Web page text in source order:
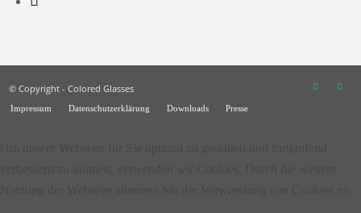
© Copyright - Colored Glasses
Impressum Datenschutzerklärung Downloads Presse